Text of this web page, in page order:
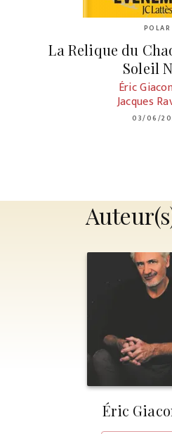
POLAR
La Relique du
Soleil
Éric
Jacques
03/06/
Éric